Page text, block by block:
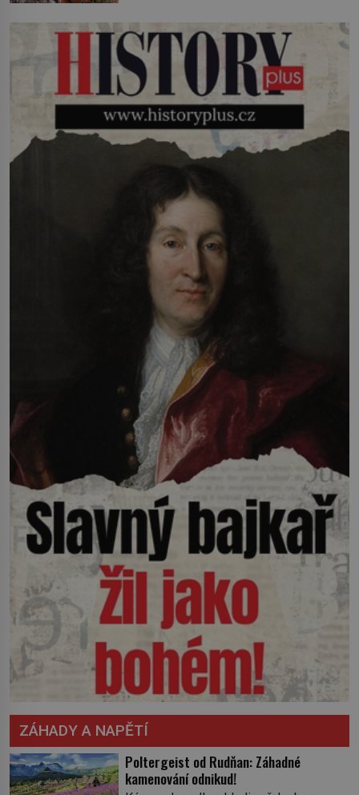
neobvyklou výzvou. Tomu, kdo dokáže
dopravit ze severního polárního kruhu
na […]
právě v ní je síla stromu. Smola také
patří k nejstarším surovinám, s nimiž
lidstvo pracovalo. Chrání strom před
infekcí, hmyzem a vysycháním. Dá se
říct, že je to přírodní […]
ZÁHADY A NAPĚTÍ
Poltergeist od Rudňan: Záhadné
kamenování odnikud!